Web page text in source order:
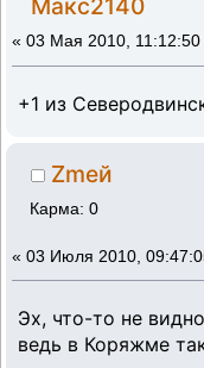
Макс2140
« 03 Мая 2010, 11:12:50
+1 из
Zmeй
Карма: 0
« 03 Июля 2010,
Эх, что-то не
ведь в Коряжме